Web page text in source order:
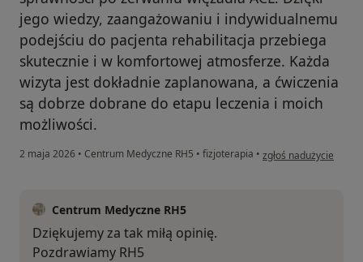
jego wiedzy, zaangażowaniu i indywidualnemu
podejściu do pacjenta rehabilitacja przebiega
skutecznie i w komfortowej atmosferze. Każda
wizyta jest dokładnie zaplanowana, a ćwiczenia
są dobrze dobrane do etapu leczenia i moich
możliwości.
2 maja 2026 • Centrum Medyczne RH5 • fizjoterapia • w opinii użytkownika
zgłoś nadużycie
Centrum Medyczne RH5
Dziękujemy za tak miłą opinię.
Pozdrawiamy RH5